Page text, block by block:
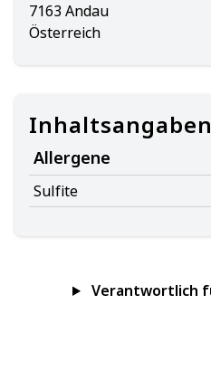
7163 Andau
Österreich
Inhaltsangaben
Allergene
Sulfite
Verantwortlich